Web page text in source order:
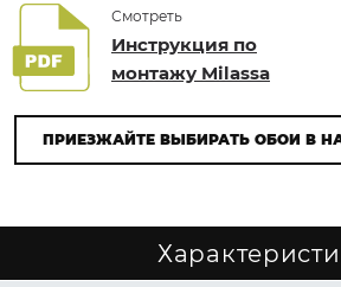
Смотреть
Инструкция по
монтажу Milassa
ПРИЕЗЖАЙТЕ ВЫБИРАТЬ ОБОИ В